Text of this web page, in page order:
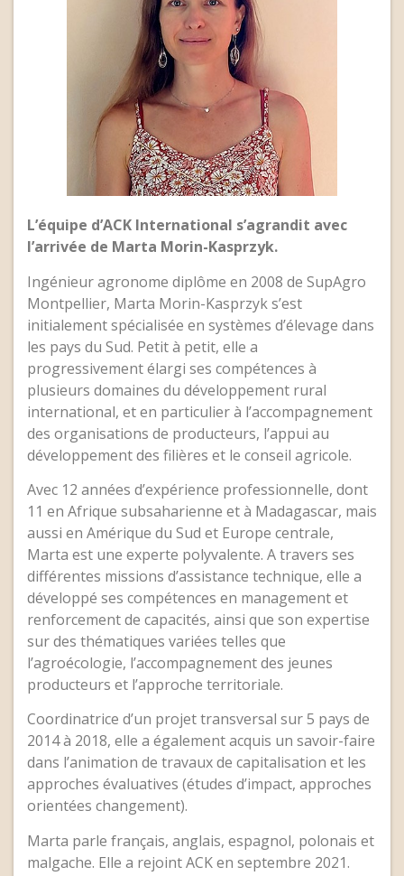
L’équipe d’ACK International s’agrandit avec
l’arrivée de Marta Morin-Kasprzyk.
Ingénieur agronome diplôme en 2008 de SupAgro
Montpellier, Marta Morin-Kasprzyk s’est
initialement spécialisée en systèmes d’élevage dans
les pays du Sud. Petit à petit, elle a
progressivement élargi ses compétences à
plusieurs domaines du développement rural
international, et en particulier à l’accompagnement
des organisations de producteurs, l’appui au
développement des filières et le conseil agricole.
Avec 12 années d’expérience professionnelle, dont
11 en Afrique subsaharienne et à Madagascar, mais
aussi en Amérique du Sud et Europe centrale,
Marta est une experte polyvalente. A travers ses
différentes missions d’assistance technique, elle a
développé ses compétences en management et
renforcement de capacités, ainsi que son expertise
sur des thématiques variées telles que
l’agroécologie, l’accompagnement des jeunes
producteurs et l’approche territoriale.
Coordinatrice d’un projet transversal sur 5 pays de
2014 à 2018, elle a également acquis un savoir-faire
dans l’animation de travaux de capitalisation et les
approches évaluatives (études d’impact, approches
orientées changement).
Marta parle français, anglais, espagnol, polonais et
malgache. Elle a rejoint ACK en septembre 2021.